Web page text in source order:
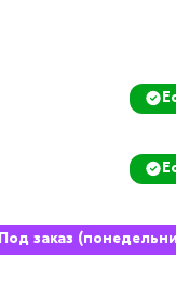
Под заказ